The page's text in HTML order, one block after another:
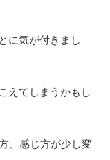
に気が付きまし
えてしまうかもし
、感じ方が少し変